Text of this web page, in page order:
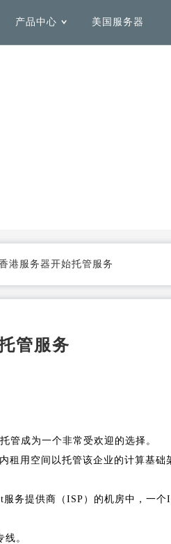
产品中心
英国服务
电商
美国服务器
性，优化
联系专业SAP架
港服务器开始托管服务
管服务
管成为一个非常受欢迎的选择。
租用空间以托管该企业的计算基础
务提供商（ISP）的机房中，一个
。